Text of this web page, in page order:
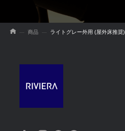
商品 ライトグレー外用 (屋外床推奨)